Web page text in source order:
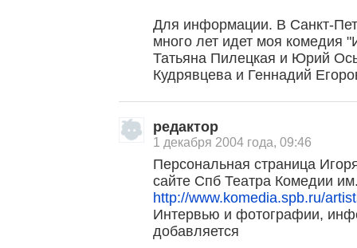
Для информации. В Санкт-
много лет идет моя комедия
Татьяна Пилецкая и Юрий
Кудрявцева и Геннадий
редактор
1 декабря 2004 года, 09:46
Персональная страница
сайте Спб Театра Комедии
http://www.komedia.spb.ru/
Интервью и фотографии,
добавляется
Малосодержательные и грубые отзывы нещадно